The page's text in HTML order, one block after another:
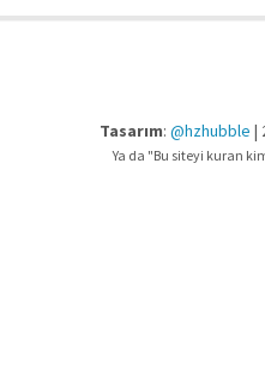
Tasarım: @hzhubble |
Ya da "Bu siteyi kuran